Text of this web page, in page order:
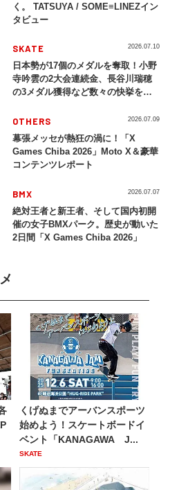
く。 TATSUYA / SOME≡LINEZイン
タビュー
SKATE
日本勢が17個のメダルを奪取！小野
寺吟雲の2大会連続金、長谷川瑞穂
の3メダル獲得など数々の快挙をプ
2026」
2026.07.10
OTHERS
幕張メッセが熱狂の渦に！「X
Games Chiba 2026」Moto X＆豪華
コンテンツレポート
2026.07.09
BMX
絶対王者と新王者、そして国内初開
催の女子BMXパーク。歴史が動いた
2日間「X Games Chiba 2026」
2026.07.07
くげぬまでアーバンスポーツ
始めよう！スケートボードイ
ベント「KANAGAWA J...
SKATE